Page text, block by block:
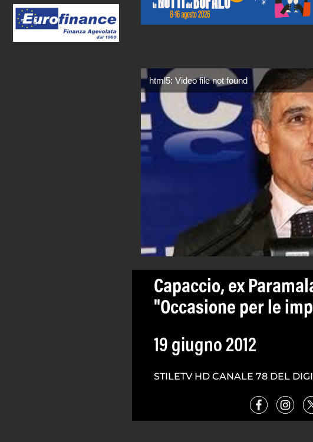
html5: Video file not found
Capaccio, ex
"Occasione per le
19 giugno 2012
STILETV HD CANALE 78 DEL